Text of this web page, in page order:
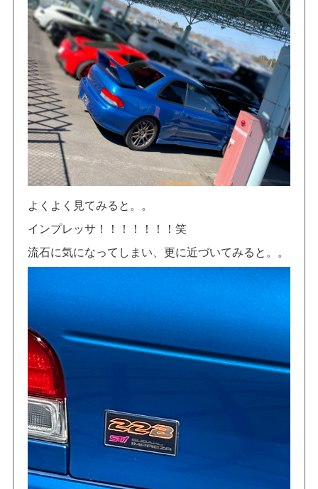
よくよく見てみると。。
インプレッサ！！！！！！！笑
流石に気になってしまい、更に近づいてみると。。